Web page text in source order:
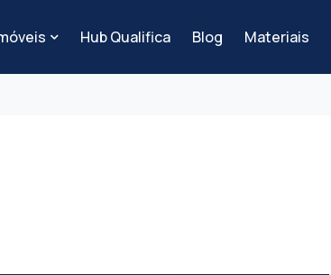
Hub Qualifica Blog Materiais